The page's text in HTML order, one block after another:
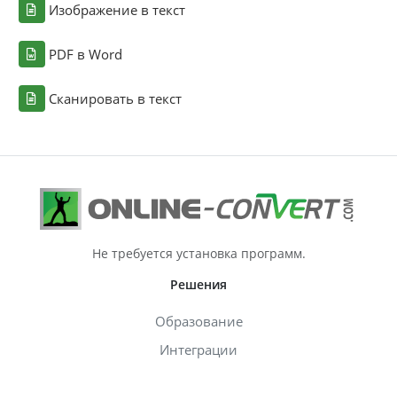
Изображение в текст
PDF в Word
Сканировать в текст
Не требуется установка программ.
Решения
Образование
Интеграции